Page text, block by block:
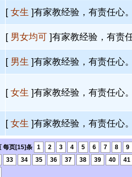
[ 女生 ]有家教经验，有责任心
[ 男女均可 ]有家教经验，有责
[ 男生 ]有家教经验，有责任心
[ 女生 ]有家教经验，有责任心
[ 女生 ]有家教经验，有责任心
每页[15]条 1 2 3 4 5 6 7 8
9
33 34 35 36 37 38 39 40
41